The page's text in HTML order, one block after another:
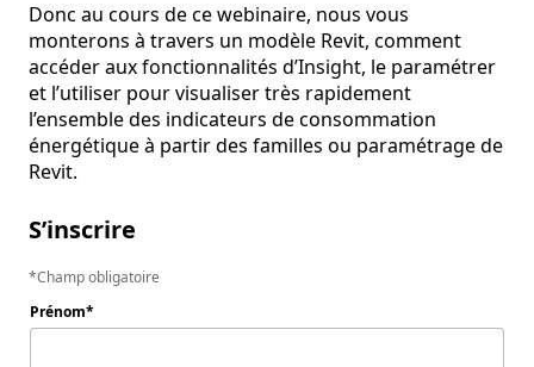
Donc au cours de ce webinaire, nous vous
monterons à travers un modèle Revit, comment
accéder aux fonctionnalités d’Insight, le paramétrer
et l’utiliser pour visualiser très rapidement
l’ensemble des indicateurs de consommation
énergétique à partir des familles ou paramétrage de
Revit.
S’inscrire
Champ obligatoire
Prénom